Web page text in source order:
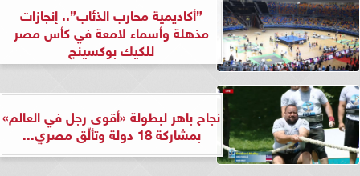
”أكاديمية محارب الذئاب”.. إنجازات
مذهلة وأسماء لامعة في كأس مصر
للكيك بوكسينج
نجاح باهر لبطولة «أقوى رجل في العالم»
بمشاركة 18 دولة وتألّق مصري...